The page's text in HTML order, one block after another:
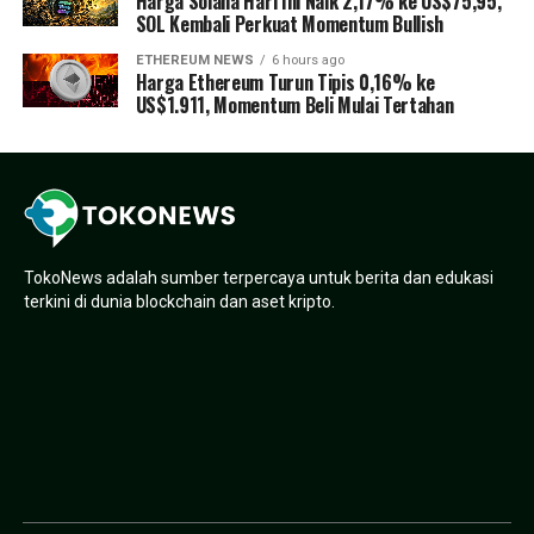
SOL Kembali Perkuat Momentum Bullish
ETHEREUM NEWS 6 hours ago
Harga Ethereum Turun Tipis 0,16% ke
US$1.911, Momentum Beli Mulai Tertahan
TokoNews adalah sumber terpercaya untuk berita dan edukasi
terkini di dunia blockchain dan aset kripto.